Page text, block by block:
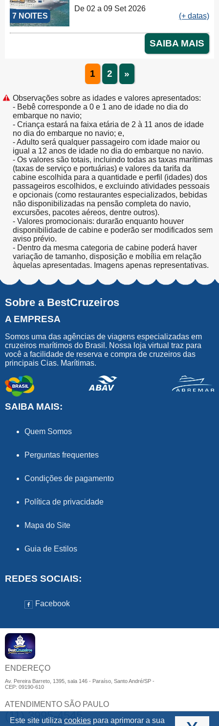
7 NOITES
De 02 a 09 Set 2026
(+ datas)
SAIBA MAIS
1 2 »
Observações sobre as idades e valores apresentados:
- Bebê corresponde a 0 e 1 ano de idade no dia do
embarque no navio;
- Criança estará na faixa etária de 2 à 11 anos de idade
no dia do embarque no navio; e,
- Adulto será qualquer passageiro com idade maior ou
igual a 12 anos de idade no dia do embarque no navio.
- Os valores são totais, incluindo todas as taxas marítimas
(taxas de serviço e portuárias) e valores da tarifa da
cabine escolhida para a quantidade e perfil (idades) dos
passageiros escolhidos, e excluindo atividades pessoais
e opcionais (como restaurantes especializados, bebidas
não disponibilizadas na pensão completa do navio,
excursões, pacotes aéreos, dentre outros).
- Valores promocionais: durarão enquanto houver
disponibilidade de cabine e poderão ser modificados sem
aviso prévio.
- Dentro da mesma categoria de cabine poderá haver
variação de tamanho, disposição e mobília em relação
àquelas apresentadas. Imagens apenas representativas.
Sobre a BestCruzeiros
A EMPRESA
Somos uma das agências de viagens especializadas em
cruzeiros marítimos do Brasil. Nossa loja virtual traz para
você a facilidade de reserva e compra de cruzeiros das
principais Cias. Marítimas.
SAIBA MAIS:
Quem Somos
Perguntas frequentes
Condições de pagamento
Política de privacidade
Mapa do Site
Guia de Estilos
REDES SOCIAIS:
Facebook
ENDEREÇO
Av. Pereira Barreto, 1395, sala 146 - Paraíso, Santo André/SP -
CEP: 09190-610
ATENDIMENTO SÃO PAULO
(11) 3995-4545
Este site utiliza cookies para aprimorar a sua